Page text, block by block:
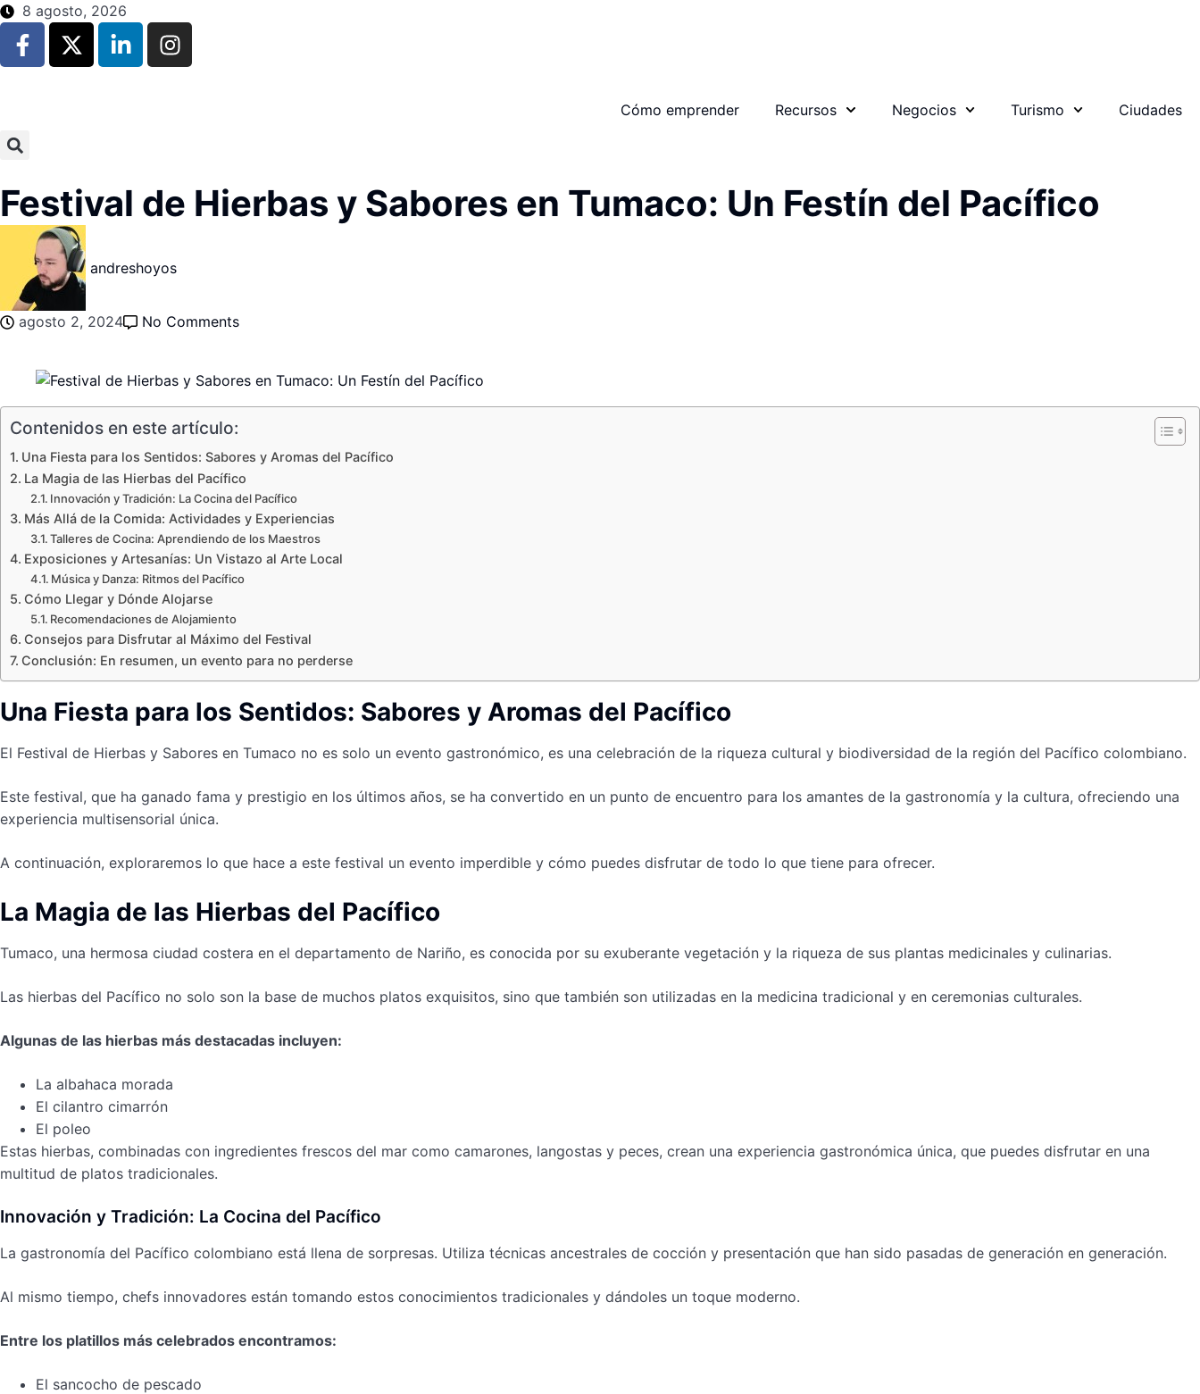
8 agosto, 2026
Cómo emprender Recursos Negocios Turismo Ciudades
Festival de Hierbas y Sabores en Tumaco: Un Festín del Pacífico
andreshoyos
agosto 2, 2024 No Comments
Contenidos en este artículo:
Una Fiesta para los Sentidos: Sabores y Aromas del Pacífico
La Magia de las Hierbas del Pacífico
Innovación y Tradición: La Cocina del Pacífico
Más Allá de la Comida: Actividades y Experiencias
Talleres de Cocina: Aprendiendo de los Maestros
Exposiciones y Artesanías: Un Vistazo al Arte Local
Música y Danza: Ritmos del Pacífico
Cómo Llegar y Dónde Alojarse
Recomendaciones de Alojamiento
Consejos para Disfrutar al Máximo del Festival
Conclusión: En resumen, un evento para no perderse
Una Fiesta para los Sentidos: Sabores y Aromas del Pacífico
El Festival de Hierbas y Sabores en Tumaco no es solo un evento gastronómico, es una celebración de la riqueza cultural y biodiversidad de la región del Pacífico colombiano.
Este festival, que ha ganado fama y prestigio en los últimos años, se ha convertido en un punto de encuentro para los amantes de la gastronomía y la cultura, ofreciendo una
experiencia multisensorial única.
A continuación, exploraremos lo que hace a este festival un evento imperdible y cómo puedes disfrutar de todo lo que tiene para ofrecer.
La Magia de las Hierbas del Pacífico
Tumaco, una hermosa ciudad costera en el departamento de Nariño, es conocida por su exuberante vegetación y la riqueza de sus plantas medicinales y culinarias.
Las hierbas del Pacífico no solo son la base de muchos platos exquisitos, sino que también son utilizadas en la medicina tradicional y en ceremonias culturales.
Algunas de las hierbas más destacadas incluyen:
La albahaca morada
El cilantro cimarrón
El poleo
Estas hierbas, combinadas con ingredientes frescos del mar como camarones, langostas y peces, crean una experiencia gastronómica única, que puedes disfrutar en una
multitud de platos tradicionales.
Innovación y Tradición: La Cocina del Pacífico
La gastronomía del Pacífico colombiano está llena de sorpresas. Utiliza técnicas ancestrales de cocción y presentación que han sido pasadas de generación en generación.
Al mismo tiempo, chefs innovadores están tomando estos conocimientos tradicionales y dándoles un toque moderno.
Entre los platillos más celebrados encontramos:
El sancocho de pescado